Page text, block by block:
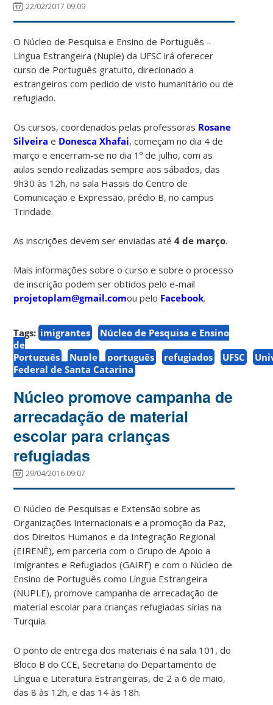
22/02/2017 09:09
O Núcleo de Pesquisa e Ensino de Português –
Língua Estrangeira (Nuple) da UFSC irá oferecer
curso de Português gratuito, direcionado a
estrangeiros com pedido de visto humanitário ou de
refugiado.
Os cursos, coordenados pelas professoras Rosane
Silveira e Donesca Xhafai, começam no dia 4 de
março e encerram-se no dia 1º de julho, com as
aulas sendo realizadas sempre aos sábados, das
9h30 às 12h, na sala Hassis do Centro de
Comunicação e Expressão, prédio B, no campus
Trindade.
As inscrições devem ser enviadas até4 de março.
Mais informações sobre o curso e sobre o processo
de inscrição podem ser obtidos pelo e-mail
projetoplam@gmail.comou pelo Facebook.
Tags: imigrantes
Núcleo de Pesquisa e Ensino
de
Português
Nuple português refugiados UFSC
Federal de Santa Catarina
Núcleo promove campanha de
arrecadação de material
escolar para crianças
refugiadas
29/04/2016 09:07
O Núcleo de Pesquisas e Extensão sobre as
Organizações Internacionais e a promoção da Paz,
dos Direitos Humanos e da Integração Regional
(EIRENÈ), em parceria com o Grupo de Apoio a
Imigrantes e Refugiados (GAIRF) e com o Núcleo de
Ensino de Português como Língua Estrangeira
(NUPLE), promove campanha de arrecadação de
material escolar para crianças refugiadas sírias na
Turquia.
O ponto de entrega dos materiais é na sala 101, do
Bloco B do CCE, Secretaria do Departamento de
Língua e Literatura Estrangeiras, de 2 a 6 de maio,
das 8 às 12h, e das 14 às 18h.